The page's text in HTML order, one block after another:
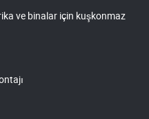
ve binalar için kuşkonmaz